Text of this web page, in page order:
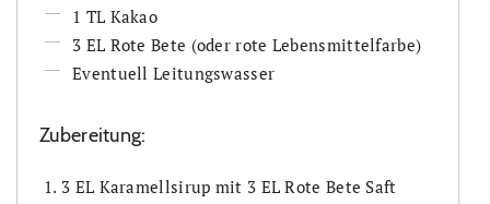
1 TL Kakao
3 EL Rote Bete (oder rote Lebensmittelfarbe)
Eventuell Leitungswasser
Zubereitung:
3 EL Karamellsirup mit 3 EL Rote Bete Saft